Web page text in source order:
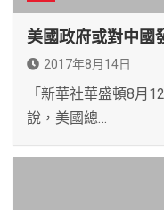
美國政府或對中國
2017年8月14日
「新華社華盛頓8月
說，美國總…